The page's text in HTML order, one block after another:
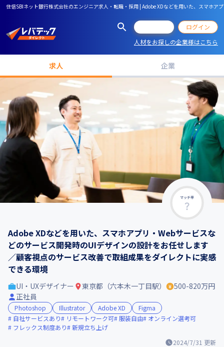
住信SBIネット銀行株式会社のエンジニア求人・転職・採用 | Adobe XDなどを用いた、スマホ
ログイン
人材をお探しの企業様はこちら
求人 企業
マッチ率
Adobe XDなどを用いた、スマホアプリ・Webサービスな
どのサービス開発時のUIデザインの設計をお任せします
／顧客視点のサービス改善で取組成果をダイレクトに実感
できる環境
2024/7/31 更新
UI・UXデザイナー 東京都（六本木一丁目駅）
500-820万円
正社員
Photoshop Illustrator Adobe XD
Figma
自社サービスあり
リモートワーク可 服装自由
オンライン選考可
フレックス制度あり
新規立ち上げ